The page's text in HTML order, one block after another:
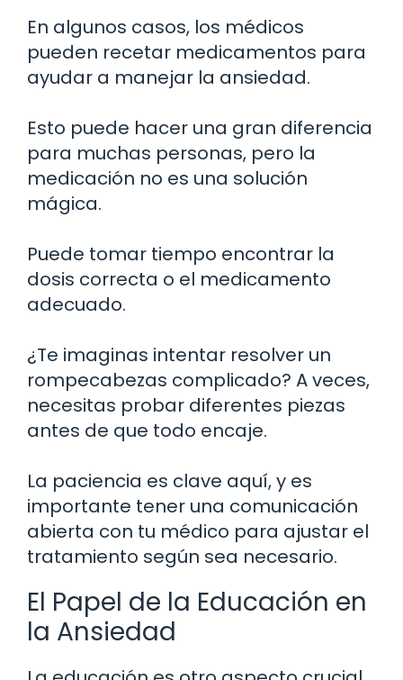
En algunos casos, los médicos
pueden recetar medicamentos para
ayudar a manejar la ansiedad.
Esto puede hacer una gran diferencia
para muchas personas, pero la
medicación no es una solución
mágica.
Puede tomar tiempo encontrar la
dosis correcta o el medicamento
adecuado.
¿Te imaginas intentar resolver un
rompecabezas complicado? A veces,
necesitas probar diferentes piezas
antes de que todo encaje.
La paciencia es clave aquí, y es
importante tener una comunicación
abierta con tu médico para ajustar el
tratamiento según sea necesario.
El Papel de la Educación en
la Ansiedad